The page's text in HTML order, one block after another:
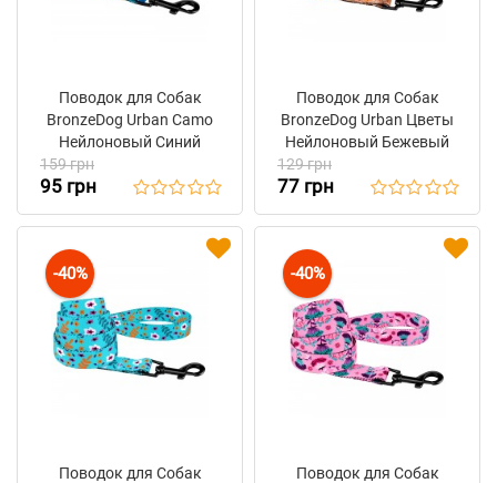
Поводок для Собак
BronzeDog Urban Camo
Нейлоновый Синий
159 грн
95 грн
Поводок для Собак
BronzeDog Urban Цветы
Нейлоновый Бежевый
129 грн
77 грн
-40%
Поводок для Собак
-40%
Поводок для Собак